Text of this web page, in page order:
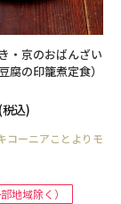
・京のおばんざい
腐の印籠煮定食）
(税込)
コーニアことよりモ
地域除く）